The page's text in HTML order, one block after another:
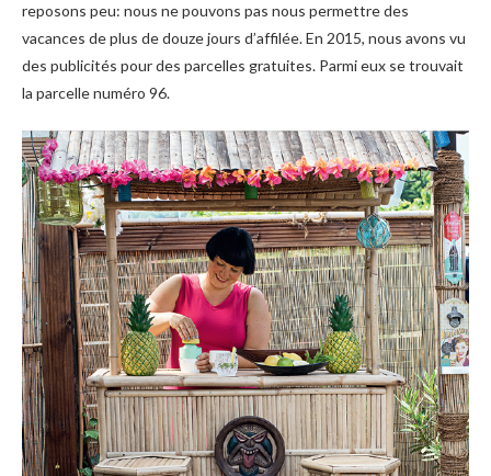
reposons peu: nous ne pouvons pas nous permettre des
vacances de plus de douze jours d’affilée. En 2015, nous avons vu
des publicités pour des parcelles gratuites. Parmi eux se trouvait
la parcelle numéro 96.